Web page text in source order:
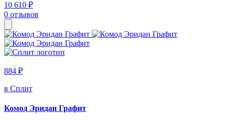
10 610 ₽
0 отзывов
884 ₽
в Сплит
Комод Эридан Графит